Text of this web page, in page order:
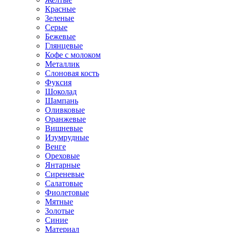
Красные
Зеленые
Серые
Бежевые
Глянцевые
Кофе с молоком
Металлик
Слоновая кость
Фуксия
Шоколад
Шампань
Оливковые
Оранжевые
Вишневые
Изумрудные
Венге
Ореховые
Янтарные
Сиреневые
Салатовые
Фиолетовые
Мятные
Золотые
Синие
Материал